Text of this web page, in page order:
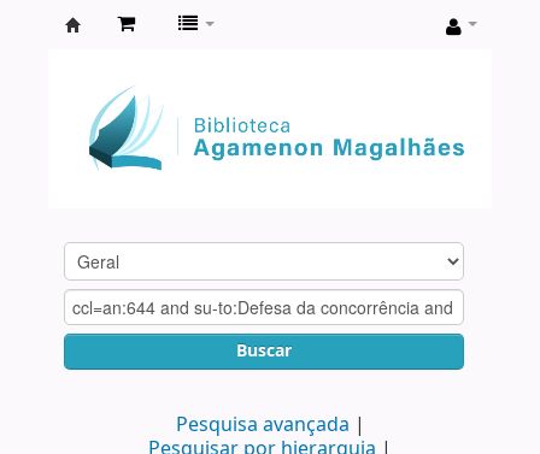
Agamenon
Magalhães
Buscar
Pesquisa avançada